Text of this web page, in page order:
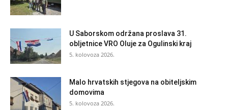
U Saborskom održana proslava 31.
obljetnice VRO Oluje za Ogulinski kraj
5. kolovoza 2026.
Malo hrvatskih stjegova na obiteljskim
domovima
5. kolovoza 2026.